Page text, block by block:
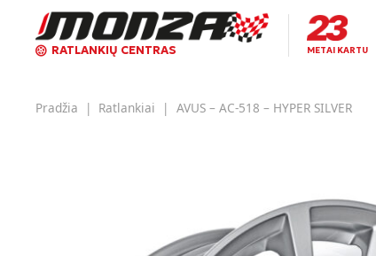
RATLANKIŲ CENTRAS METAI KARTU
Pradžia | Ratlankiai | AVUS – AC-518 – HYPER SILVER